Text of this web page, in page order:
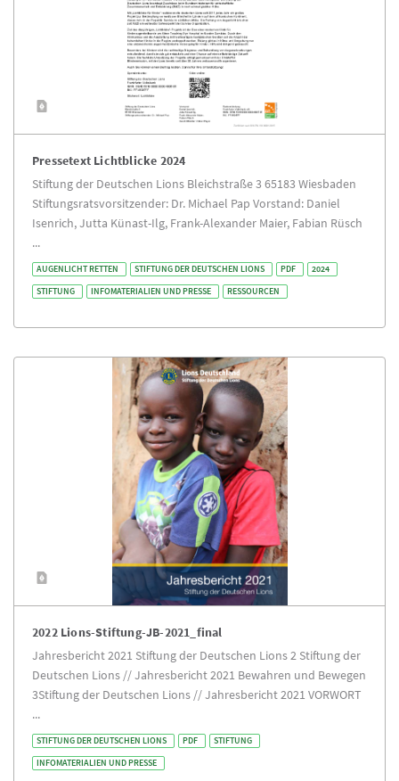
Pressetext Lichtblicke 2024
Stiftung der Deutschen Lions Bleichstraße 3 65183 Wiesbaden
Stiftungsratsvorsitzender: Dr. Michael Pap Vorstand: Daniel
Isenrich, Jutta Künast-Ilg, Frank-Alexander Maier, Fabian Rüsch
...
AUGENLICHT RETTEN STIFTUNG DER DEUTSCHEN LIONS PDF
2024
STIFTUNG
INFOMATERIALIEN UND PRESSE RESSOURCEN
2022 Lions-Stiftung-JB-2021_final
Jahresbericht 2021 Stiftung der Deutschen Lions 2 Stiftung der
Deutschen Lions // Jahresbericht 2021 Bewahren und Bewegen
3Stiftung der Deutschen Lions // Jahresbericht 2021 VORWORT
...
STIFTUNG DER DEUTSCHEN LIONS PDF
STIFTUNG
INFOMATERIALIEN UND PRESSE